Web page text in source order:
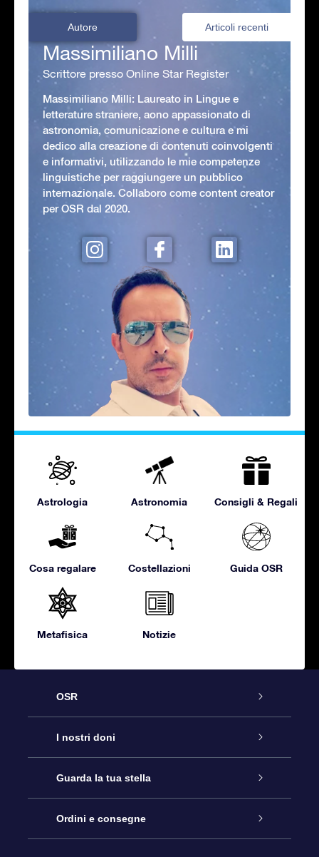
Autore Articoli recenti
Massimiliano Milli
Scrittore presso Online Star Register
Massimiliano Milli: Laureato in Lingue e
letterature straniere, aono appassionato di
astronomia, comunicazione e cultura e mi
dedico alla creazione di contenuti coinvolgenti
e informativi, utilizzando le mie competenze
linguistiche per raggiungere un pubblico
internazionale. Collaboro come content creator
per OSR dal 2020.
Astrologia Astronomia Consigli & Regali
Cosa regalare Costellazioni Guida OSR
Metafisica Notizie
OSR
Assistenza
Contattaci
Blog
I nostri doni
Online Star Gift
Pacchetto regalo OSR
Guarda la tua stella
Registro stellare
Ordini e consegne